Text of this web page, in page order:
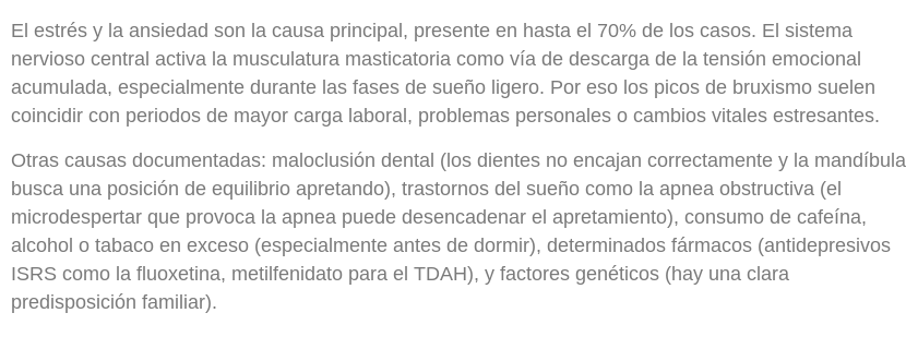
El estrés y la ansiedad son la causa principal, presente en hasta el 70% de los casos. El sistema
nervioso central activa la musculatura masticatoria como vía de descarga de la tensión emocional
acumulada, especialmente durante las fases de sueño ligero. Por eso los picos de bruxismo suelen
coincidir con periodos de mayor carga laboral, problemas personales o cambios vitales estresantes.
Otras causas documentadas: maloclusión dental (los dientes no encajan correctamente y la mandíbula
busca una posición de equilibrio apretando), trastornos del sueño como la apnea obstructiva (el
microdespertar que provoca la apnea puede desencadenar el apretamiento), consumo de cafeína,
alcohol o tabaco en exceso (especialmente antes de dormir), determinados fármacos (antidepresivos
ISRS como la fluoxetina, metilfenidato para el TDAH), y factores genéticos (hay una clara
predisposición familiar).